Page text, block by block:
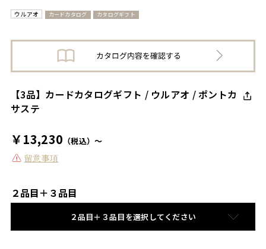
ウルアオ カードカタログ カタログギフト
【3品】カードカタログギフト / ウルアオ / ポントカ
サステ
￥13,230 （税込）～
留意事項
２品目＋３品目
２品目＋３品目を選択してください